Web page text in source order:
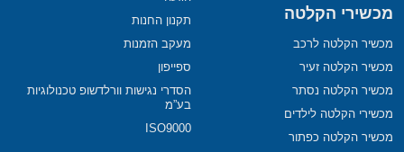
מכשירי הקלטה
מכשיר הקלטה לרכב
מכשיר הקלטה זעיר
מכשיר הקלטה נסתר
מכשירי הקלטה לילדים
מכשיר הקלטה כפתור
תקנון החנות
מעקב הזמנות
ספייפון
הסדרי נגישות וורלדשופ טכנולוגיות
בע”מ
ISO9000